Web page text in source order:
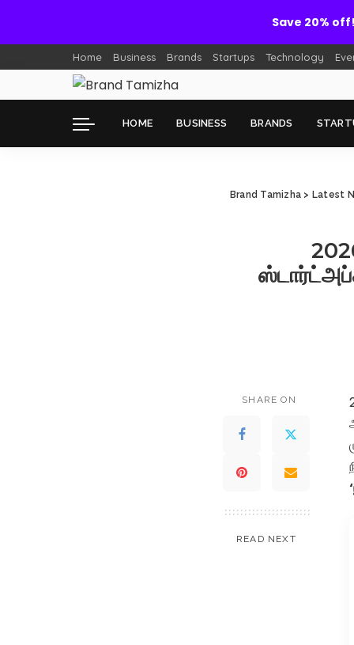
Save 20%
Home Business Brands Startups Technology
HOME BUSINESS BRANDS
Brand Tamizha > Latest
SHARE ON
READ NEXT